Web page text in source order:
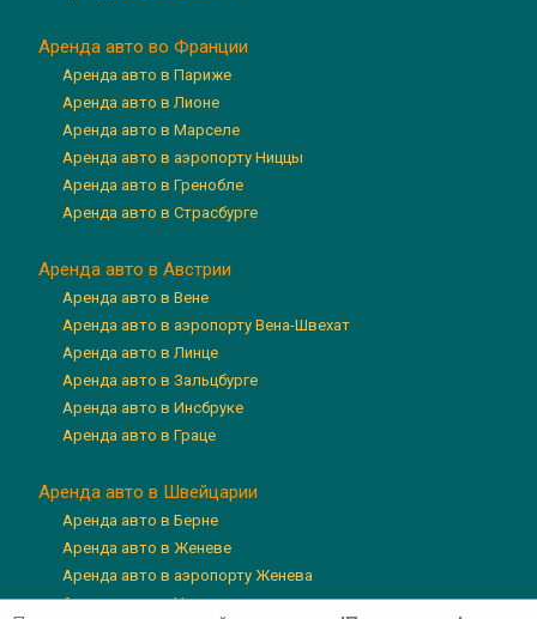
Аренда авто во Франции
Аренда авто в Париже
Аренда авто в Лионе
Аренда авто в Марселе
Аренда авто в аэропорту Ниццы
Аренда авто в Гренобле
Аренда авто в Страсбурге
Аренда авто в Австрии
Аренда авто в Вене
Аренда авто в аэропорту Вена-Швехат
Аренда авто в Линце
Аренда авто в Зальцбурге
Аренда авто в Инсбруке
Аренда авто в Граце
Аренда авто в Швейцарии
Аренда авто в Берне
Аренда авто в Женеве
Аренда авто в аэропорту Женева
Аренда авто в Цюрихе